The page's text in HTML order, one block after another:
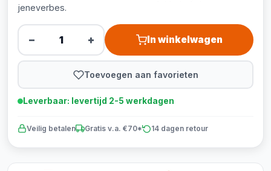
jeneverbes.
− + In winkelwagen
Toevoegen aan favorieten
Leverbaar: levertijd 2-5 werkdagen
Veilig betalen Gratis v.a. €70* 14 dagen retour